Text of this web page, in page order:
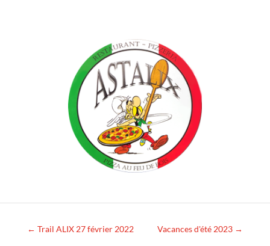
← Trail ALIX 27 février 2022 Vacances d'été 2023 →